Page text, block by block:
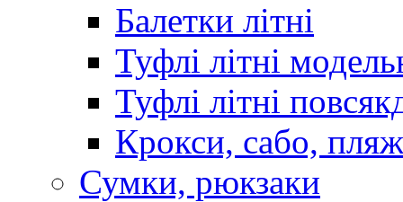
Балетки літні
Туфлі літні
Туфлі літні
Крокси, сабо,
Сумки, рюкзаки